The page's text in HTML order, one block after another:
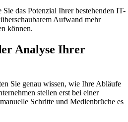
das Potenzial Ihrer bestehenden IT-
Aufwand mehr
können.
Analyse Ihrer
Sie genau wissen, wie Ihre Abläufe
stellen erst bei einer
Schritte und Medienbrüche es